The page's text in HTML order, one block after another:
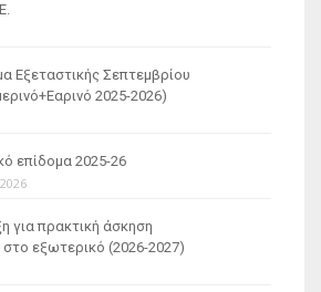
Εξεταστικής Σεπτεμβρίου
2025-2026)
επίδομα 2025-26
για πρακτική άσκηση
εξωτερικό (2026-2027)